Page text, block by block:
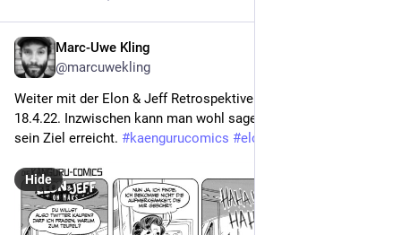
Marc-Uwe Kling
@marcuwekling
Weiter mit der Elon & Jeff Retrospektive. Der hier ist vom
18.4.22. Inzwischen kann man wohl sagen, hier hat jemand
sein Ziel erreicht. #kaengurucomics #elon
Hide